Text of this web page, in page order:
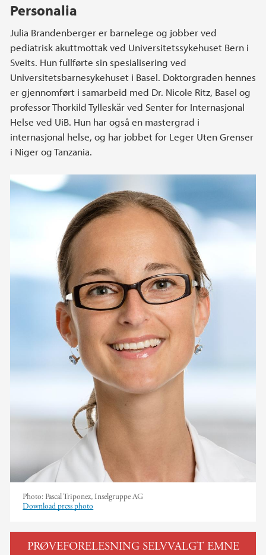
Personalia
Julia Brandenberger er barnelege og jobber ved
pediatrisk akuttmottak ved Universitetssykehuset Bern i
Sveits. Hun fullførte sin spesialisering ved
Universitetsbarnesykehuset i Basel. Doktorgraden hennes
er gjennomført i samarbeid med Dr. Nicole Ritz, Basel og
professor Thorkild Tylleskär ved Senter for Internasjonal
Helse ved UiB. Hun har også en mastergrad i
internasjonal helse, og har jobbet for Leger Uten Grenser
i Niger og Tanzania.
Photo: Pascal Triponez, Inselgruppe AG
Download press photo
PRØVEFORELESNING SELVVALGT EMNE